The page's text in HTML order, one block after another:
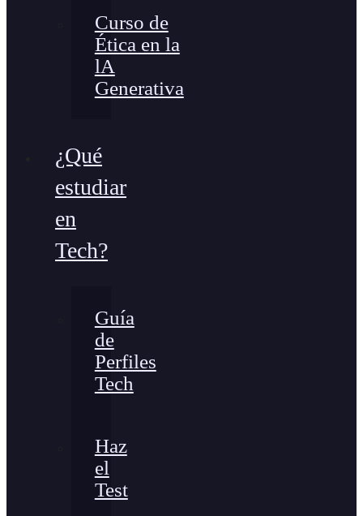
Curso de
Ética en la
lA
Generativa
¿Qué
estudiar
en
Tech?
Guía
de
Perfiles
Tech
Haz
el
Test